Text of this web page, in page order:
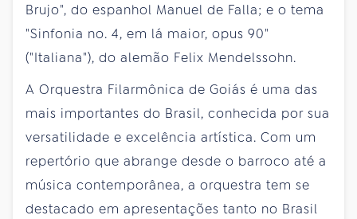
Brujo", do espanhol Manuel de Falla; e o tema
"Sinfonia no. 4, em lá maior, opus 90"
("Italiana"), do alemão Felix Mendelssohn.
A Orquestra Filarmônica de Goiás é uma das
mais importantes do Brasil, conhecida por sua
versatilidade e excelência artística. Com um
repertório que abrange desde o barroco até a
música contemporânea, a orquestra tem se
destacado em apresentações tanto no Brasil